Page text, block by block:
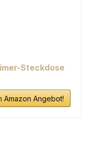
Steckdose
Amazon Angebot!